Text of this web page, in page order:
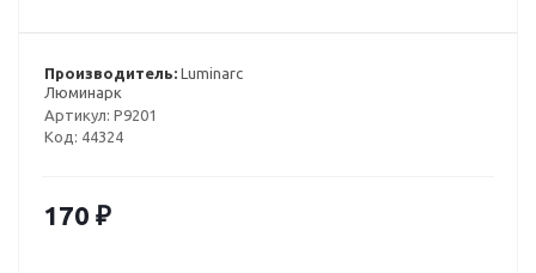
Производитель: Luminarc
Люминарк
Артикул: P9201
Код: 44324
170 ₽